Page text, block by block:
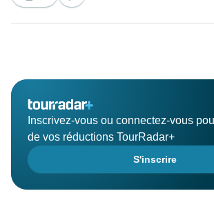
Inscrivez-vous ou connectez-vous
de vos réductions TourRadar+
S'inscrire